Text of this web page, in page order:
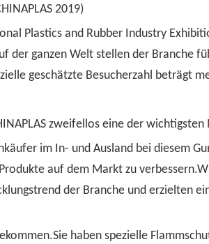
2019)
Plastics and Rubber Industry
der ganzen Welt stellen der Branche
geschätzte Besucherzahl beträgt
zweifellos eine der
im In- und Ausland bei diesem
auf dem Markt zu
der Branche und erzielten
haben spezielle